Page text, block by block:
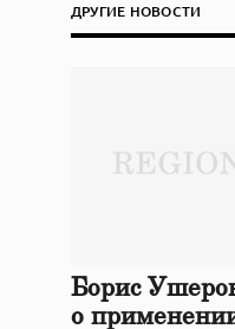
ДРУГИЕ НОВОСТИ
Борис
о